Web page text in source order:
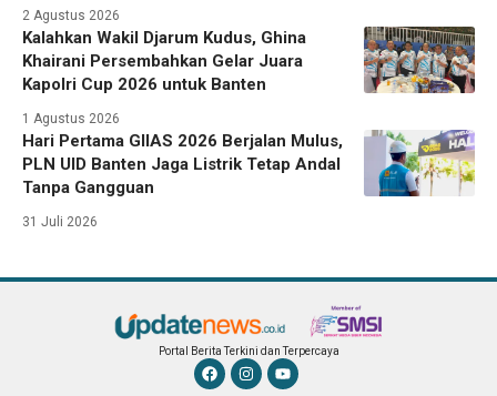
2 Agustus 2026
Kalahkan Wakil Djarum Kudus, Ghina
Khairani Persembahkan Gelar Juara
Kapolri Cup 2026 untuk Banten
1 Agustus 2026
Hari Pertama GIIAS 2026 Berjalan Mulus,
PLN UID Banten Jaga Listrik Tetap Andal
Tanpa Gangguan
31 Juli 2026
Portal Berita Terkini dan Terpercaya